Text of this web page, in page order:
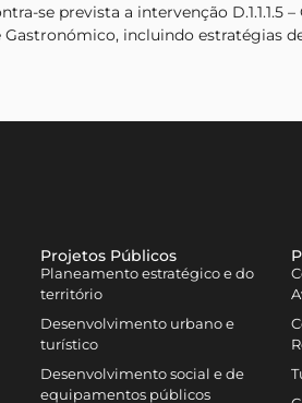
se prevista a intervenção D.1.1.1.5
incluindo estratégias
Projetos Públicos
Planeamento estratégico e do
território
Desenvolvimento urbano e
turístico
Desenvolvimento social e de
equipamentos públicos